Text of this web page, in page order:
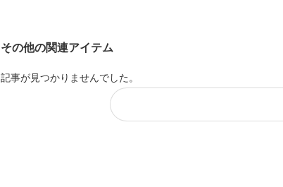
その他の関連アイテム
記事が見つかりませんでした。